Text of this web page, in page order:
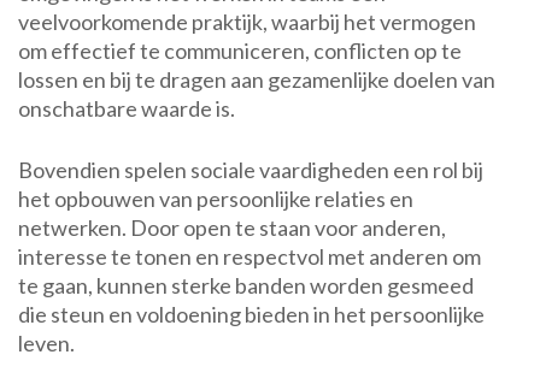
veelvoorkomende praktijk, waarbij het vermogen
om effectief te communiceren, conflicten op te
lossen en bij te dragen aan gezamenlijke doelen van
onschatbare waarde is.
Bovendien spelen sociale vaardigheden een rol bij
het opbouwen van persoonlijke relaties en
netwerken. Door open te staan voor anderen,
interesse te tonen en respectvol met anderen om
te gaan, kunnen sterke banden worden gesmeed
die steun en voldoening bieden in het persoonlijke
leven.